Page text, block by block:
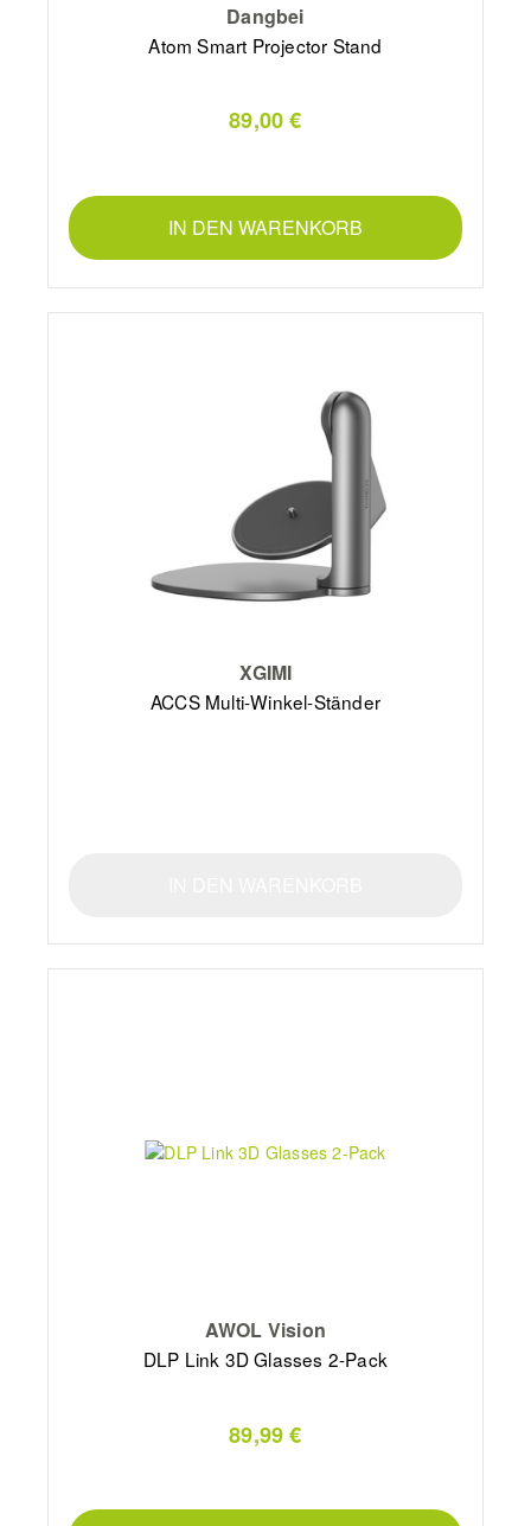
Dangbei
Atom Smart Projector Stand
89,00 €
IN DEN WARENKORB
XGIMI
ACCS Multi-Winkel-Ständer
AWOL Vision
DLP Link 3D Glasses 2-Pack
89,99 €